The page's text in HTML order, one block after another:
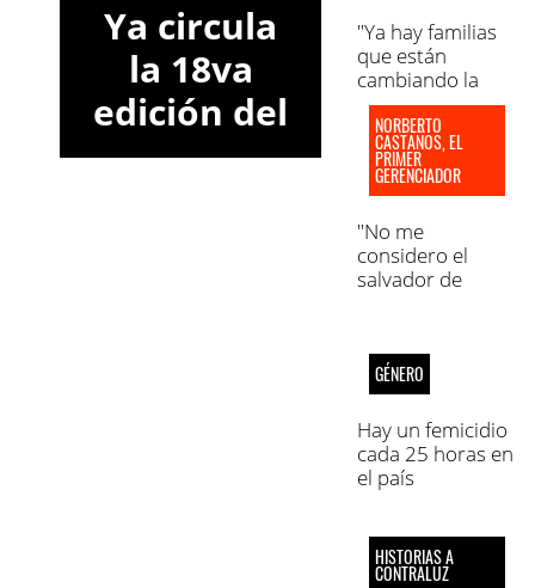
Ya circula
la 18va
edición del
semanario
"Ya hay familias
que están
cambiando la
cena por una
infusión"
NORBERTO
CASTAÑOS, EL
PRIMER
GERENCIADOR
"No me
considero el
salvador de
GÉNERO
Hay un femicidio
cada 25 horas en
el país
HISTORIAS A
CONTRALUZ